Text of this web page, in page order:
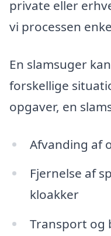
private eller
vi processen
En slamsuger
forskellige
opgaver, en
Afvanding af
Fjernelse af
kloakker
Transport og